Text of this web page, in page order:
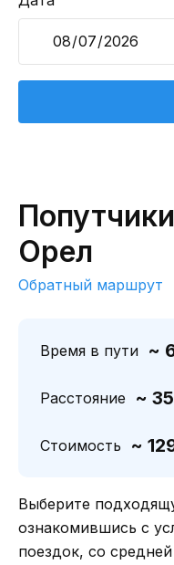
Орел
Обратный маршрут
Время в пути ~
Расстояние ~
Стоимость ~
Выберите
ознакомившись с
поездок, со